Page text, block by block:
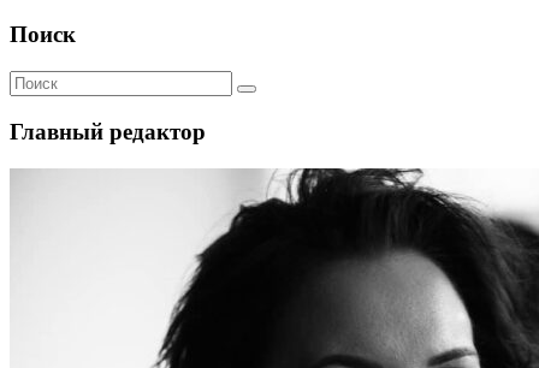
Поиск
Главный редактор